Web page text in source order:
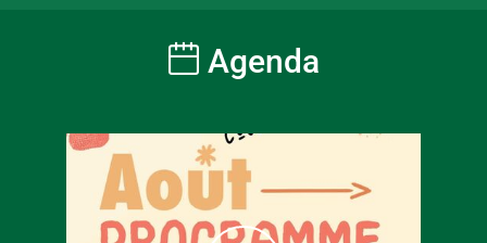
Agenda